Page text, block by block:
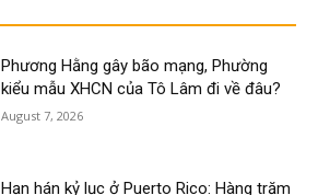
Phương Hằng gây bão mạng, Phường
kiểu mẫu XHCN của Tô Lâm đi về đâu?
August 7, 2026
Hạn hán kỷ lục ở Puerto Rico: Hàng trăm